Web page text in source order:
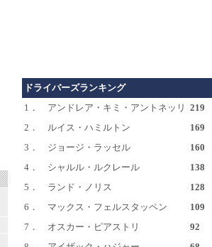
ドライバーズランキング
1．
アンドレア・キミ・アントネッリ 219
2．
ルイス・ハミルトン
169
3．
ジョージ・ラッセル
160
4．
シャルル・ルクレール
138
5．
ランド・ノリス
128
6．
マックス・フェルスタッペン
109
7．
オスカー・ピアストリ
92